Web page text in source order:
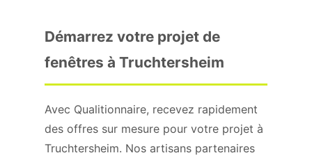
Démarrez votre projet de
fenêtres à Truchtersheim
Avec Qualitionnaire, recevez rapidement
des offres sur mesure pour votre projet à
Truchtersheim. Nos artisans partenaires